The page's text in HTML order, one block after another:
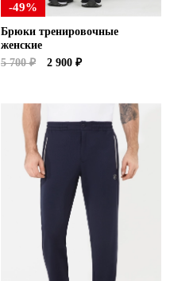
-49%
Брюки тренировочные
женские
5 700 ₽
2 900 ₽